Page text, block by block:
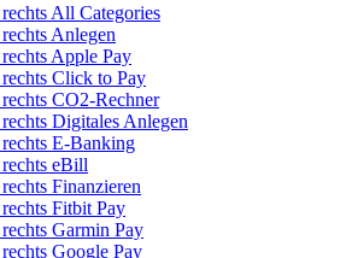
All Categories
Anlegen
Apple Pay
Click to Pay
CO2-Rechner
Digitales Anlegen
E-Banking
eBill
Finanzieren
Fitbit Pay
Garmin Pay
Google Pay